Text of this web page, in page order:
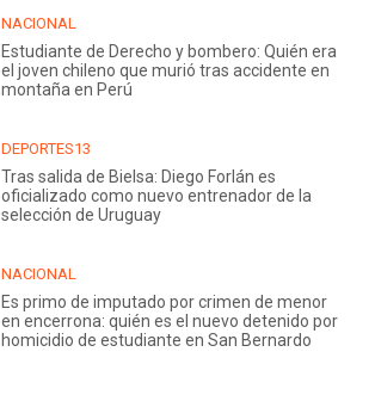
NACIONAL
Estudiante de Derecho y bombero: Quién era
el joven chileno que murió tras accidente en
montaña en Perú
DEPORTES13
Tras salida de Bielsa: Diego Forlán es
oficializado como nuevo entrenador de la
selección de Uruguay
NACIONAL
Es primo de imputado por crimen de menor
en encerrona: quién es el nuevo detenido por
homicidio de estudiante en San Bernardo